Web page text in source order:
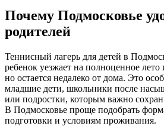
Почему Подмосковье
родителей
Теннисный лагерь для детей в
ребенок уезжает на полноценное
но остается недалеко от дома. Это
младшие дети, школьники после
или подростки, которым важно
В Подмосковье проще подобрать
подготовки и условиям проживания.